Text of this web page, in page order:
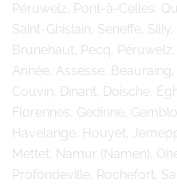
Péruwelz, Pont-à-Celles,
Saint-Ghislain, Seneffe,
Brunehaut, Pecq,
Anhée, Assesse,
Couvin, Dinant, Doische,
Florennes, Gedinne,
Havelange, Houyet,
Mettet, Namur (Namen),
Profondeville, Rochefort,